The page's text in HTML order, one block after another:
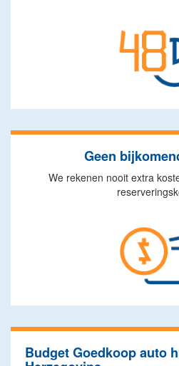
Geen
We rekenen nooit extra
Budget Goedkoop auto